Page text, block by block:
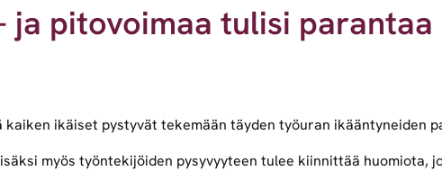
ja pitovoimaa tulisi
ikäiset pystyvät tekemään täyden työuran ikääntyneiden
myös työntekijöiden pysyvyyteen tulee kiinnittää huomiota,